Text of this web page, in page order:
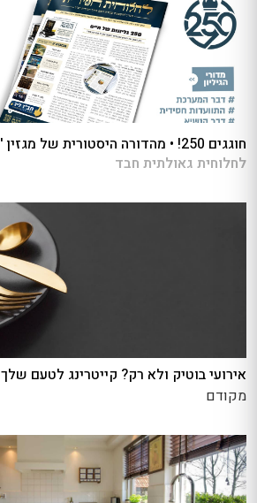
חוגגים 250! • מהדורה היסטורית של מגזין 'לחלוחית חסידית'
לחלוחית גאולתית חבד
אירועי בוטיק ולא רק? קייטרינג לטעם שלך
מקודם